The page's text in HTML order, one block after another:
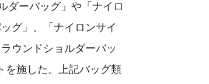
ダーバッグ」や「ナイロ
グ」、「ナイロンサイ
ウンドショルダーバッ
を施した。上記バッグ類